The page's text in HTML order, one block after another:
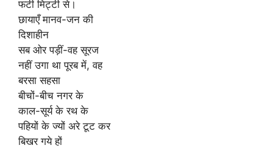
फटी मिट्टी से।
छायाएँ मानव-जन की
दिशाहीन
सब ओर पड़ीं-वह सूरज
नहीं उगा था पूरब में, वह
बरसा सहसा
बीचों-बीच नगर के
काल-सूर्य के रथ के
पहियों के ज्यों अरे टूट कर
बिखर गये हों